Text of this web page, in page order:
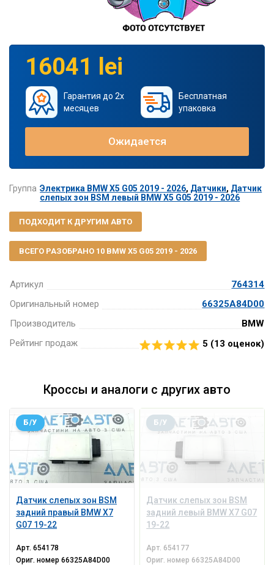
Артикул
764314
Оригинальный номер
66325A84D00
Производитель
BMW
Рейтинг продаж
5 (13 оценок)
16041 lei
Гарантия до 2х
месяцев
Бесплатная
упаковка
Ожидается
Группа Электрика BMW X5 G05 2019 - 2026, Датчики, Датчик
слепых зон BSM левый BMW X5 G05 2019 - 2026
ПОДХОДИТ К ДРУГИМ АВТО
ВСЕГО РАЗОБРАНО 10 BMW X5 G05 2019 - 2026
Кроссы и аналоги с других авто
Датчик слепых зон BSM
задний правый BMW X7
G07 19-22
Б/У
Арт.654178
Ориг. номер66325A84D00
Датчик слепых зон BSM
задний левый BMW X7 G07
19-22
Б/У
Арт. 654177
Ориг. номер 66325A84D00